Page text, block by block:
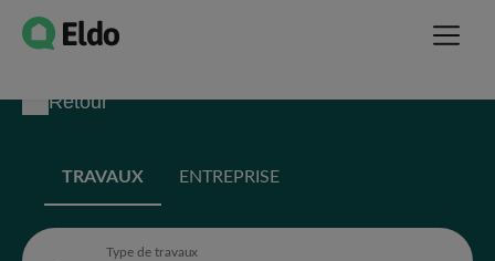
Retour
TRAVAUX ENTREPRISE
Type de travaux